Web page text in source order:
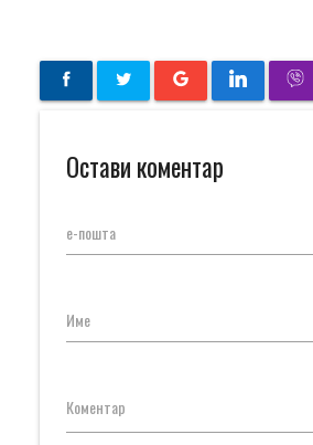
Остави коментар
е-пошта
Име
Коментар